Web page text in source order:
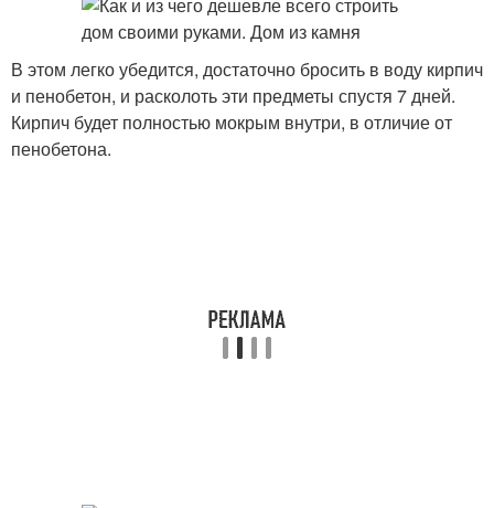
В этом легко убедится, достаточно бросить в воду кирпич
и пенобетон, и расколоть эти предметы спустя 7 дней.
Кирпич будет полностью мокрым внутри, в отличие от
пенобетона.